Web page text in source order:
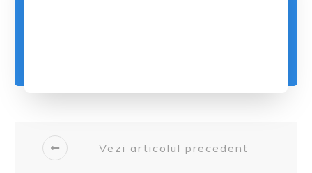
Vezi articolul precedent